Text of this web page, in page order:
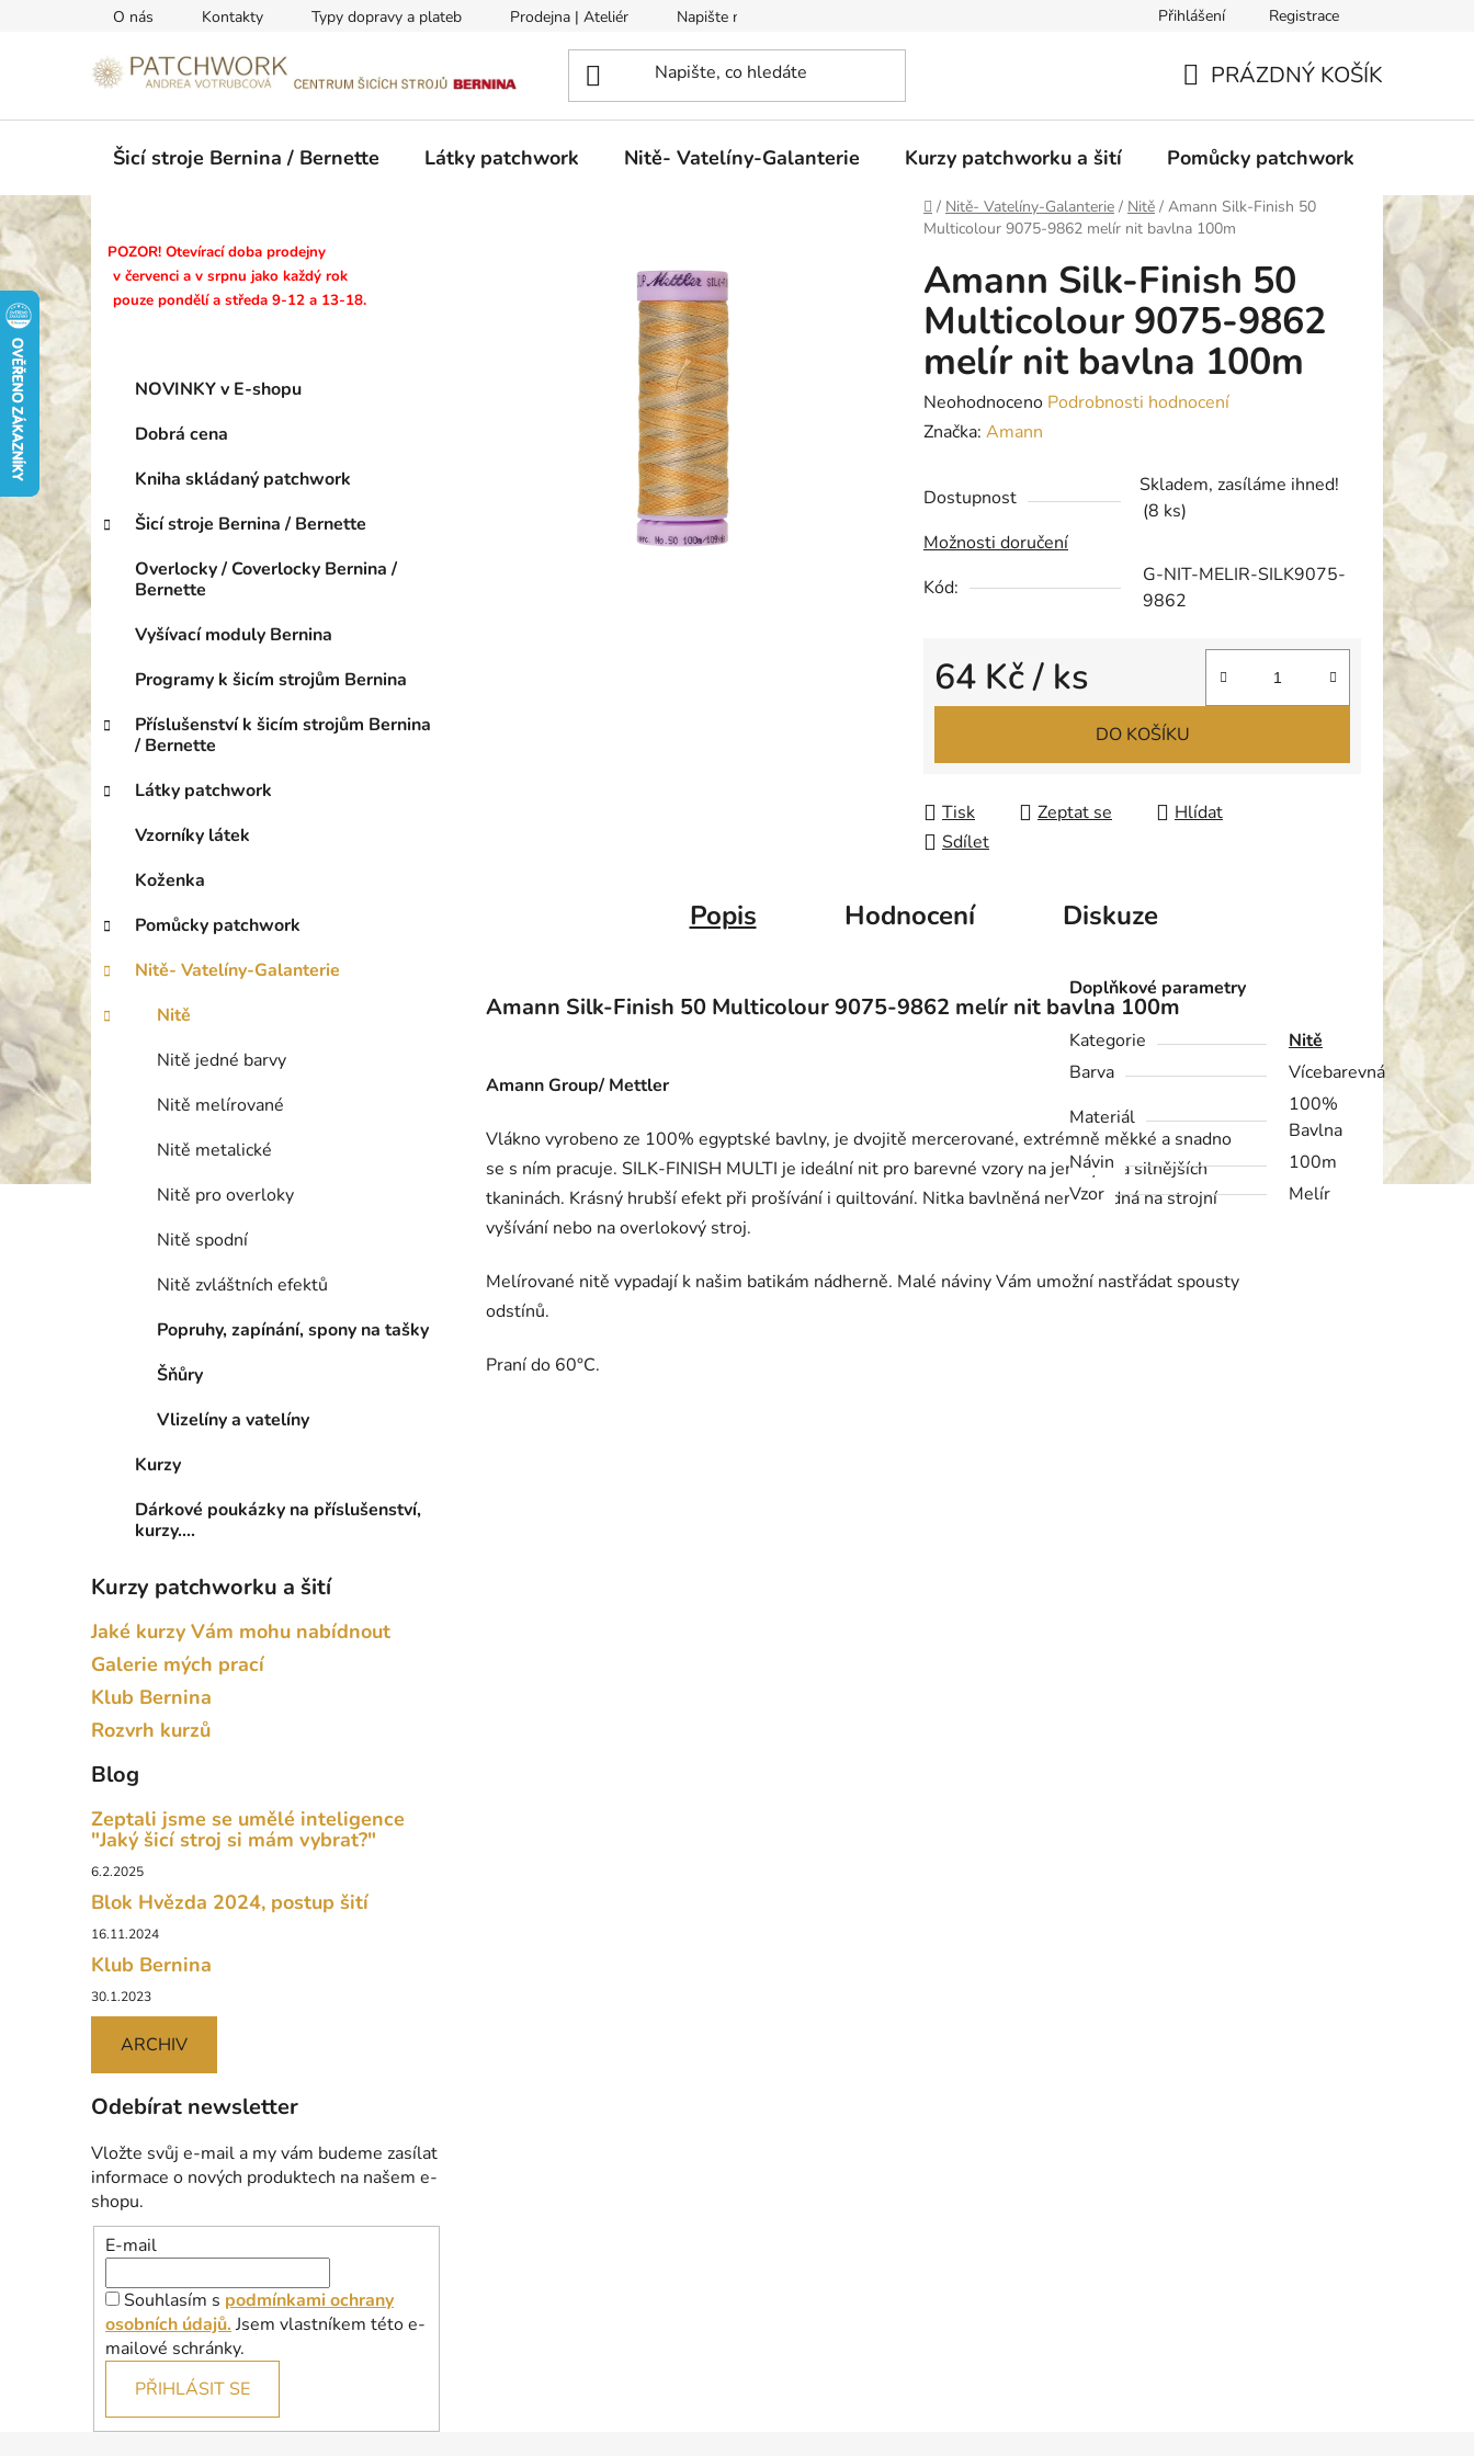
O nás Kontakty Typy dopravy a plateb Prodejna | Ateliér Napište nám Obchodní podmínky
Přihlášení Registrace
KOŠÍK
PRÁZDNÝ KOŠÍK
Šicí stroje Bernina / Bernette Látky patchwork Nitě- Vatelíny-Galanterie Kurzy patchworku a šití Pomůcky patchwork
Domů
/ Nitě- Vatelíny-Galanterie / Nitě / Amann Silk-Finish 50
Multicolour 9075-9862 melír nit bavlna 100m
P
o
s
r
í
a
e
POZOR! Otevírací doba prodejny
v červenci a v srpnu jako každý rok
pouze pondělí a středa 9-12 a 13-18.
Přeskočit
kategorie
K
g
o
i
NOVINKY v E-shopu
Dobrá cena
Kniha skládaný patchwork
Šicí stroje Bernina / Bernette
Overlocky / Coverlocky Bernina /
Bernette
Vyšívací moduly Bernina
Programy k šicím strojům Bernina
Příslušenství k šicím strojům Bernina
/ Bernette
Látky patchwork
Vzorníky látek
Koženka
Pomůcky patchwork
Nitě- Vatelíny-Galanterie
Nitě
Nitě jedné barvy
Nitě melírované
Nitě metalické
Nitě pro overloky
Nitě spodní
Nitě zvláštních efektů
Popruhy, zapínání, spony na tašky
Šňůry
Vlizelíny a vatelíny
Kurzy
Dárkové poukázky na příslušenství,
kurzy....
Kurzy patchworku a šití
Jaké kurzy Vám mohu nabídnout
Galerie mých prací
Klub Bernina
Rozvrh kurzů
Blog
Zeptali jsme se umělé inteligence
"Jaký šicí stroj si mám vybrat?"
6.2.2025
Blok Hvězda 2024, postup šití
16.11.2024
Klub Bernina
30.1.2023
ARCHIV
Odebírat newsletter
Vložte svůj e-mail a my vám budeme zasílat
informace o nových produktech na našem e-
shopu.
E-mail
Souhlasím s podmínkami ochrany
osobních údajů. Jsem vlastníkem této e-
mailové schránky.
PŘIHLÁSIT SE
Amann Silk-Finish 50
Multicolour 9075-9862
melír nit bavlna 100m
Průměrné
hodnocení
je
z
5
Neohodnoceno Podrobnosti hodnocení
Značka: Amann
Dostupnost
Skladem, zasíláme ihned!
(8 ks)
Možnosti doručení
Kód:
G-NIT-MELIR-SILK9075-
9862
64 Kč/ ks
Měrná cena:
DO KOŠÍKU
Tisk Zeptat se
Hlídat
Sdílet
Popis Hodnocení Diskuze
Amann Silk-Finish 50 Multicolour 9075-9862 melír nit bavlna 100m
Amann Group/ Mettler
Vlákno vyrobeno ze 100% egyptské bavlny, je dvojitě mercerované, extrémně měkké a snadno
se s ním pracuje. SILK-FINISH MULTI je ideální nit pro barevné vzory na jemných a silnějších
tkaninách. Krásný hrubší efekt při prošívání i quiltování. Nitka bavlněná není vhodná na strojní
vyšívání nebo na overlokový stroj.
Melírované nitě vypadají k našim batikám nádherně. Malé náviny Vám umožní nastřádat spousty
odstínů.
Praní do 60°C.
Doplňkové parametry
Kategorie
Nitě
Barva
Vícebarevná
Materiál
100%
Bavlna
Návin
100m
Vzor
Melír